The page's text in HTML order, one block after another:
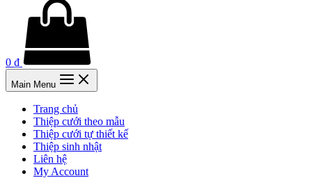
0 ₫
Main Menu
Trang chủ
Thiệp cưới theo mẫu
Thiệp cưới tự thiết kế
Thiệp sinh nhật
Liên hệ
My Account